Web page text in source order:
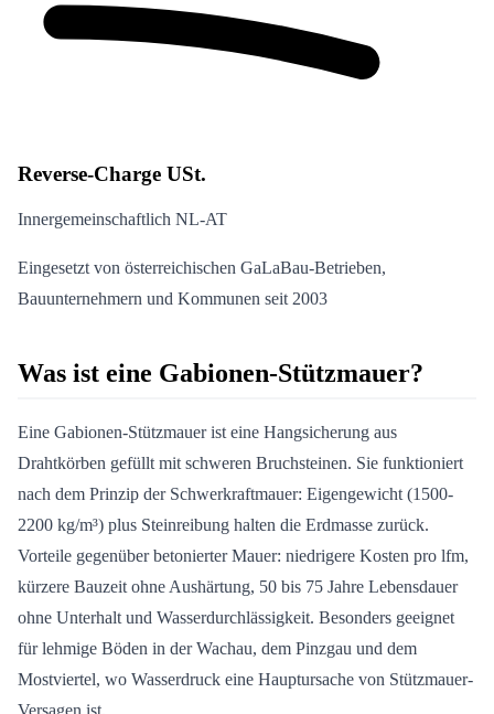
Reverse-Charge USt.
Innergemeinschaftlich NL-AT
Eingesetzt von österreichischen GaLaBau-Betrieben,
Bauunternehmern und Kommunen seit 2003
Was ist eine Gabionen-Stützmauer?
Eine Gabionen-Stützmauer ist eine Hangsicherung aus
Drahtkörben gefüllt mit schweren Bruchsteinen. Sie funktioniert
nach dem Prinzip der Schwerkraftmauer: Eigengewicht (1500-
2200 kg/m³) plus Steinreibung halten die Erdmasse zurück.
Vorteile gegenüber betonierter Mauer: niedrigere Kosten pro lfm,
kürzere Bauzeit ohne Aushärtung, 50 bis 75 Jahre Lebensdauer
ohne Unterhalt und Wasserdurchlässigkeit. Besonders geeignet
für lehmige Böden in der Wachau, dem Pinzgau und dem
Mostviertel, wo Wasserdruck eine Hauptursache von Stützmauer-